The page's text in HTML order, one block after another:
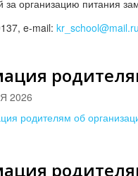
за организацию питания
, e-mail: kr_school@mail.ru
2026
родителям об